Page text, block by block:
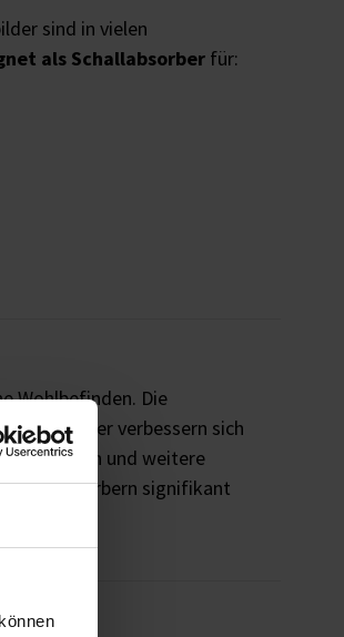
sind in vielen
als Schallabsorber für:
Wohlbefinden. Die
Mitarbeiter verbessern sich
und weitere
signifikant